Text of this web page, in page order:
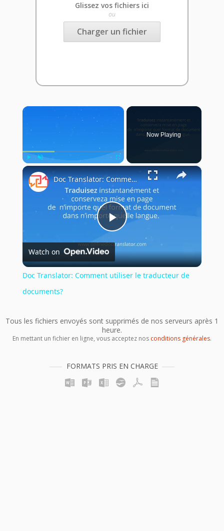
Glissez vos fichiers ici
ou
Charger un fichier
×
Play Unmute Fullscreen
Now Playing
×
Play
Video
Doc Translator: Comment utiliser le traducteur de documents?
Watch on
Doc Translator: Comment utiliser le traducteur de
documents?
Tous les fichiers envoyés sont supprimés de nos serveurs après 1
heure.
En mettant un fichier en ligne, vous acceptez nos conditions générales.
FORMATS PRIS EN CHARGE